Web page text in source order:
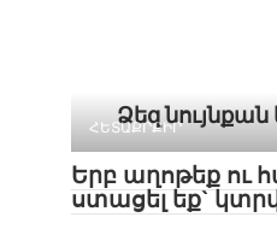
Ձեզ
ՀԵՏԱՔՐՔԻՐ
Երբ աղոթեք ու
ստացել եք`